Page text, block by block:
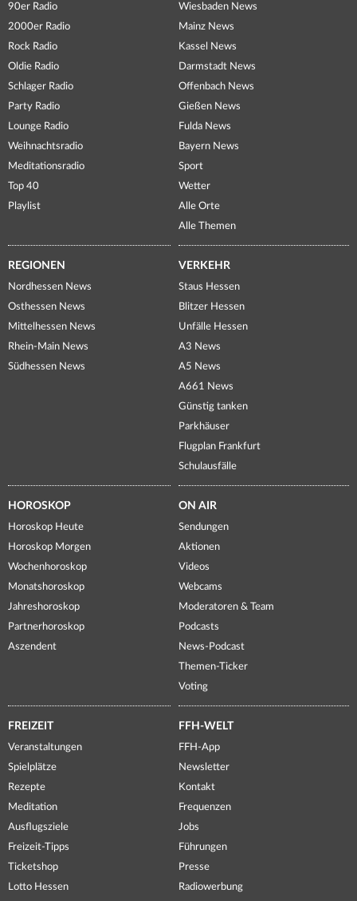
90er Radio
2000er Radio
Rock Radio
Oldie Radio
Schlager Radio
Party Radio
Lounge Radio
Weihnachtsradio
Meditationsradio
Top 40
Playlist
Wiesbaden News
Mainz News
Kassel News
Darmstadt News
Offenbach News
Gießen News
Fulda News
Bayern News
Sport
Wetter
Alle Orte
Alle Themen
REGIONEN
Nordhessen News
Osthessen News
Mittelhessen News
Rhein-Main News
Südhessen News
VERKEHR
Staus Hessen
Blitzer Hessen
Unfälle Hessen
A3 News
A5 News
A661 News
Günstig tanken
Parkhäuser
Flugplan Frankfurt
Schulausfälle
HOROSKOP
Horoskop Heute
Horoskop Morgen
Wochenhoroskop
Monatshoroskop
Jahreshoroskop
Partnerhoroskop
Aszendent
ON AIR
Sendungen
Aktionen
Videos
Webcams
Moderatoren & Team
Podcasts
News-Podcast
Themen-Ticker
Voting
FREIZEIT
Veranstaltungen
Spielplätze
Rezepte
Meditation
Ausflugsziele
Freizeit-Tipps
Ticketshop
Lotto Hessen
FFH-WELT
FFH-App
Newsletter
Kontakt
Frequenzen
Jobs
Führungen
Presse
Radiowerbung